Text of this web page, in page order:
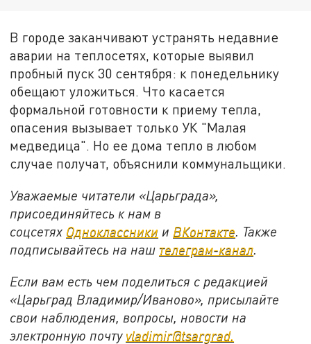
В городе заканчивают устранять недавние
аварии на теплосетях, которые выявил
пробный пуск 30 сентября: к понедельнику
обещают уложиться. Что касается
формальной готовности к приему тепла,
опасения вызывает только УК "Малая
медведица". Но ее дома тепло в любом
случае получат, объяснили коммунальщики.
Уважаемые читатели «Царьграда»,
присоединяйтесь к нам в
соцсетях Одноклассники и ВКонтакте. Также
подписывайтесь на наш телеграм-канал.
Если вам есть чем поделиться с редакцией
«Царьград Владимир/Иваново», присылайте
свои наблюдения, вопросы, новости на
электронную почту vladimir@tsargrad.